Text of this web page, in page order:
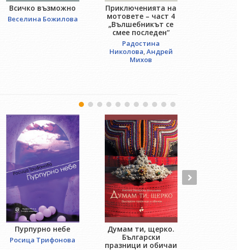
Всичко възможно
Веселина Божилова
Приключенията на
мотовете – част 4
„Вълшебникът се
смее последен“
Радостина
Николова Андрей
Михов
Пурпурно небе
Росица Трифонова
Думам ти, щерко.
Български
празници и обичаи